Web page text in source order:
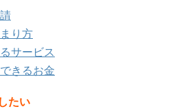
り方
サービス
きるお金
たい